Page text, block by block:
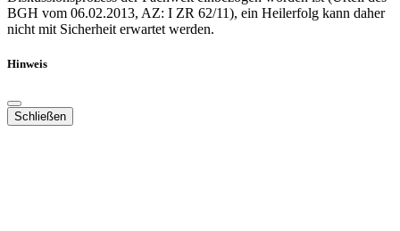
BGH vom 06.02.2013, AZ: I ZR 62/11), ein Heilerfolg kann daher
nicht mit Sicherheit erwartet werden.
Hinweis
Schließen